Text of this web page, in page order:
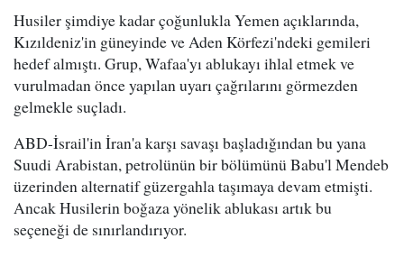
Husiler şimdiye kadar çoğunlukla Yemen açıklarında,
Kızıldeniz'in güneyinde ve Aden Körfezi'ndeki gemileri
hedef almıştı. Grup, Wafaa'yı ablukayı ihlal etmek ve
vurulmadan önce yapılan uyarı çağrılarını görmezden
gelmekle suçladı.
ABD-İsrail'in İran'a karşı savaşı başladığından bu yana
Suudi Arabistan, petrolünün bir bölümünü Babu'l Mendeb
üzerinden alternatif güzergahla taşımaya devam etmişti.
Ancak Husilerin boğaza yönelik ablukası artık bu
seçeneği de sınırlandırıyor.